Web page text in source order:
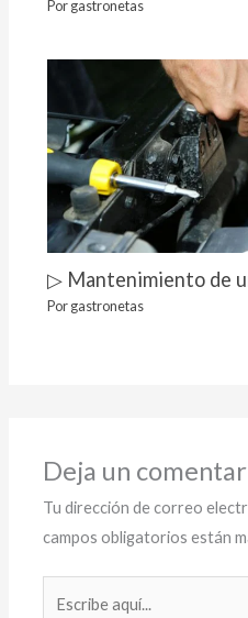
Porgastronetas
▷ Mantenimiento de
Porgastronetas
Deja un
Tu dirección de correo
campos obligatorios están